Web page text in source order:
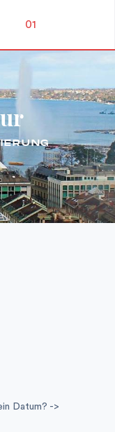
01
Datum? ->